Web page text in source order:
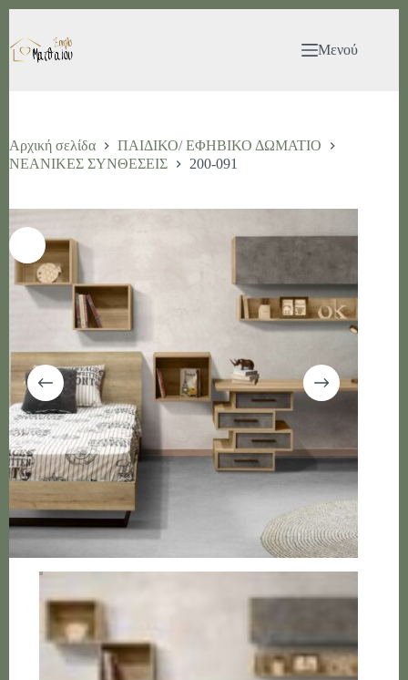
περιεχόμενο
Μενού
Αρχική σελίδα
ΠΑΙΔΙΚΟ/ ΕΦΗΒΙΚΟ ΔΩΜΑΤΙΟ
ΝΕΑΝΙΚΕΣ ΣΥΝΘΕΣΕΙΣ
200-091